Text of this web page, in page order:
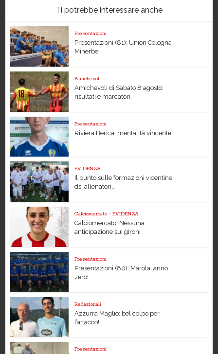
Ti potrebbe interessare anche
Presentazioni
Presentazioni (81): Union Cologna –
Minerbe
Amichevoli
Amichevoli di Sabato 8 agosto:
risultati e marcatori
Presentazioni
Riviera Berica: mentalità vincente
EVIDENZA
Il punto sulle formazioni vicentine:
ds, allenatori...
Calciomercato • EVIDENZA
Calciomercato: Nessuna
anticipazione sui gironi
Presentazioni
Presentazioni (80): Marola, anno
zero!
Redazionali
Azzurra Maglio: bel colpo per
l’attacco!
Presentazioni